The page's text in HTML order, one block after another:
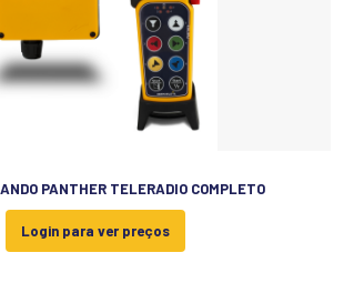
PANTHER TELERADIO COMPLETO
Login para ver preços